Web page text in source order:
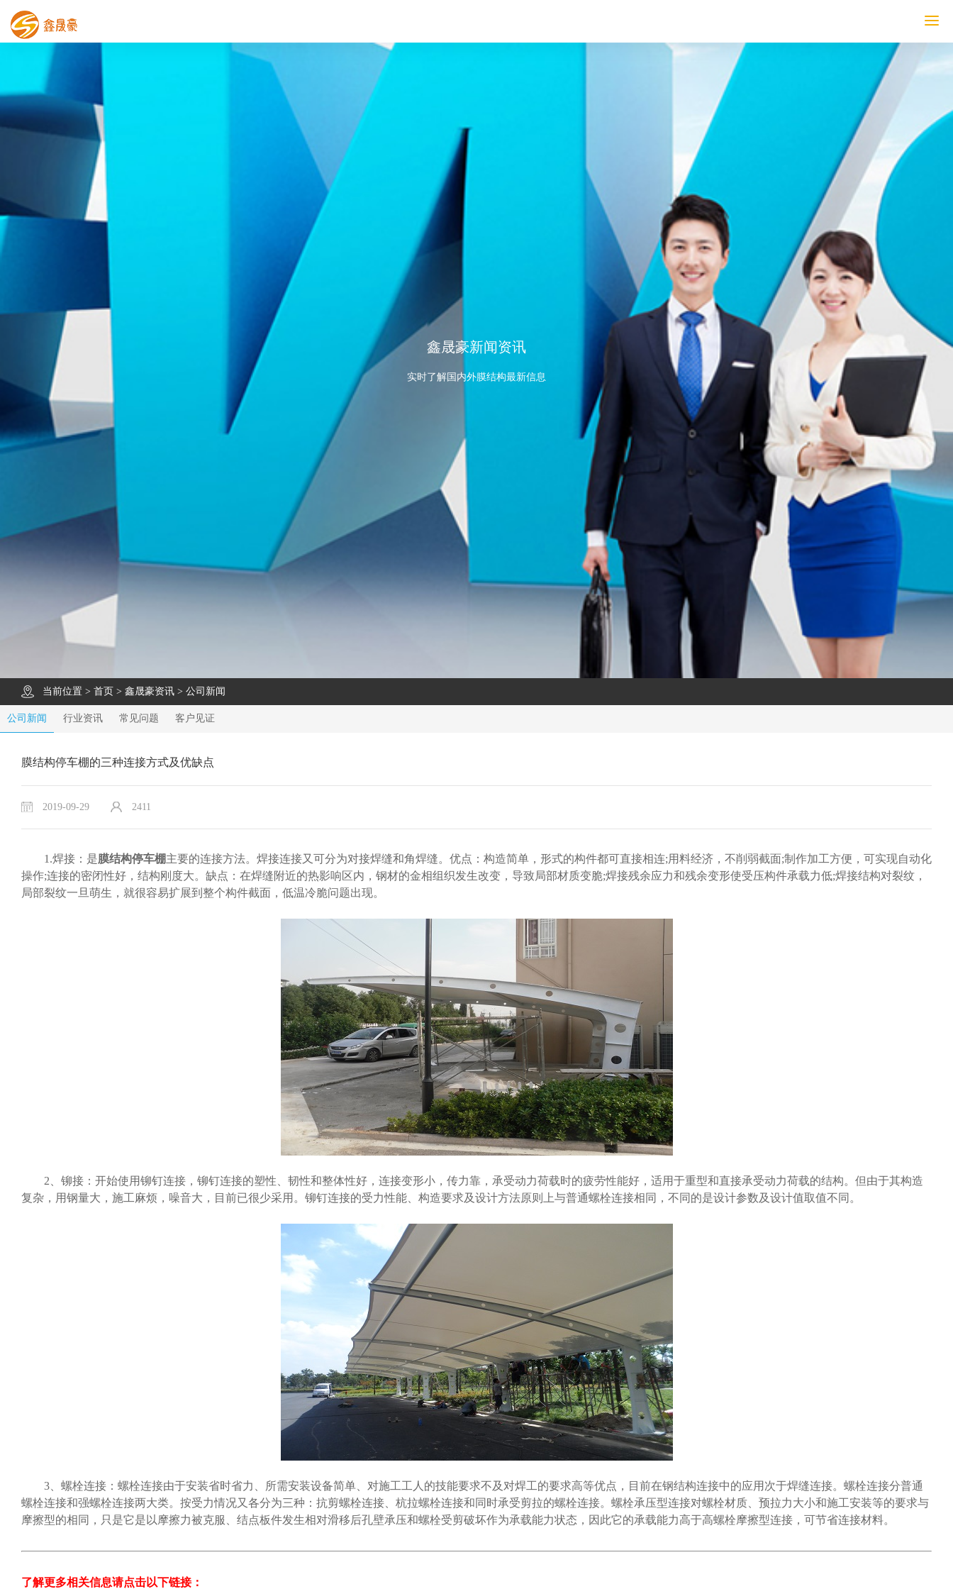
鑫晟豪新闻资讯
实时了解国内外膜结构最新信息
当前位置 > 首页 > 鑫晟豪资讯 > 公司新闻
公司新闻 行业资讯 常见问题 客户见证
膜结构停车棚的三种连接方式及优缺点
2019-09-29 2411
1.焊接：是膜结构停车棚主要的连接方法。焊接连接又可分为对接焊缝和角焊缝。优点：构造简单，形式的构件都可直接相连;用料经济，不削弱截面;制作加工方便，可实现自动化
操作;连接的密闭性好，结构刚度大。缺点：在焊缝附近的热影响区内，钢材的金相组织发生改变，导致局部材质变脆;焊接残余应力和残余变形使受压构件承载力低;焊接结构对裂纹，
局部裂纹一旦萌生，就很容易扩展到整个构件截面，低温冷脆问题出现。
2、铆接：开始使用铆钉连接，铆钉连接的塑性、韧性和整体性好，连接变形小，传力靠，承受动力荷载时的疲劳性能好，适用于重型和直接承受动力荷载的结构。但由于其构造
复杂，用钢量大，施工麻烦，噪音大，目前已很少采用。铆钉连接的受力性能、构造要求及设计方法原则上与普通螺栓连接相同，不同的是设计参数及设计值取值不同。
3、螺栓连接：螺栓连接由于安装省时省力、所需安装设备简单、对施工工人的技能要求不及对焊工的要求高等优点，目前在钢结构连接中的应用次于焊缝连接。螺栓连接分普通
螺栓连接和强螺栓连接两大类。按受力情况又各分为三种：抗剪螺栓连接、杭拉螺栓连接和同时承受剪拉的螺栓连接。螺栓承压型连接对螺栓材质、预拉力大小和施工安装等的要求与
摩擦型的相同，只是它是以摩擦力被克服、结点板件发生相对滑移后孔壁承压和螺栓受剪破坏作为承载能力状态，因此它的承载能力高于高螺栓摩擦型连接，可节省连接材料。
了解更多相关信息请点击以下链接：